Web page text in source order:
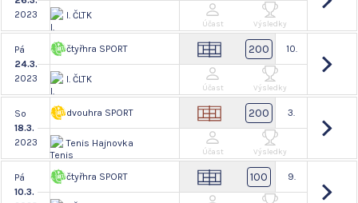
2023
I. ČLTK
Účast Výsledky
Pá
24.3.
2023
čtyřhra SPORT
I. ČLTK
200 10.
Účast Výsledky
So
18.3.
2023
dvouhra SPORT
Tenis Hajnovka
200 3.
Účast Výsledky
Pá
10.3.
čtyřhra SPORT 100 9.